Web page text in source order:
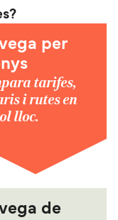
per
tarifes,
i rutes en
lloc.
de